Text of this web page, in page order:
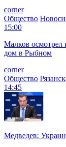
corner
Общество
15:00
Малков осмотрел
дом в Рыбном
corner
Общество
14:45
Медведев: